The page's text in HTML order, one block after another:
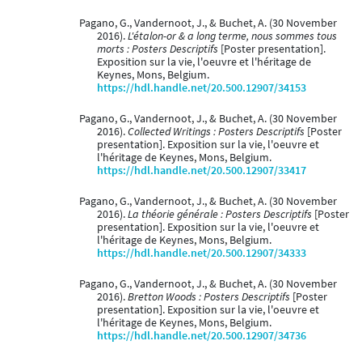
Pagano, G., Vandernoot, J., & Buchet, A. (30 November
2016).L'étalon-or & a long terme, nous sommes tous
morts : Posters Descriptifs [Poster presentation].
Exposition sur la vie, l'oeuvre et l'héritage de
Keynes, Mons, Belgium.
https://hdl.handle.net/20.500.12907/34153
Pagano, G., Vandernoot, J., & Buchet, A. (30 November
2016).Collected Writings : Posters Descriptifs [Poster
presentation]. Exposition sur la vie, l'oeuvre et
l'héritage de Keynes, Mons, Belgium.
https://hdl.handle.net/20.500.12907/33417
Pagano, G., Vandernoot, J., & Buchet, A. (30 November
2016).La théorie générale : Posters Descriptifs [Poster
presentation]. Exposition sur la vie, l'oeuvre et
l'héritage de Keynes, Mons, Belgium.
https://hdl.handle.net/20.500.12907/34333
Pagano, G., Vandernoot, J., & Buchet, A. (30 November
2016).Bretton Woods : Posters Descriptifs [Poster
presentation]. Exposition sur la vie, l'oeuvre et
l'héritage de Keynes, Mons, Belgium.
https://hdl.handle.net/20.500.12907/34736